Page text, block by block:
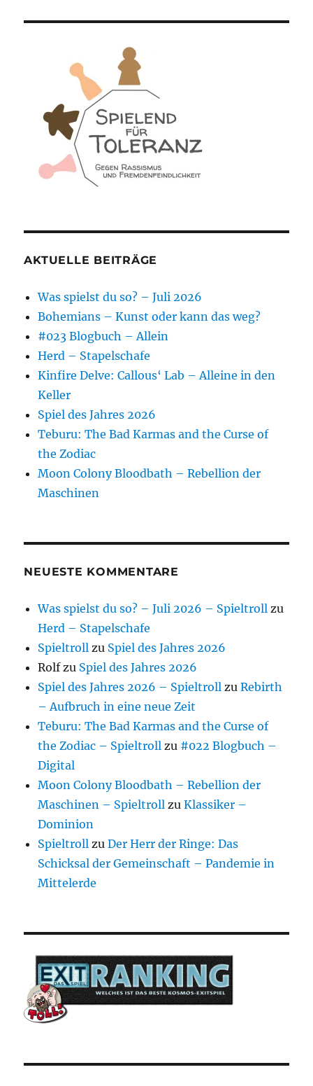
AKTUELLE BEITRÄGE
Was spielst du so? – Juli 2026
Bohemians – Kunst oder kann das weg?
#023 Blogbuch – Allein
Herd – Stapelschafe
Kinfire Delve: Callous‘ Lab – Alleine in den
Keller
Spiel des Jahres 2026
Teburu: The Bad Karmas and the Curse of
the Zodiac
Moon Colony Bloodbath – Rebellion der
Maschinen
NEUESTE KOMMENTARE
Was spielst du so? – Juli 2026 – Spieltroll zu
Herd – Stapelschafe
Spieltroll zu Spiel des Jahres 2026
Rolfzu Spiel des Jahres 2026
Spiel des Jahres 2026 – Spieltroll zuRebirth
– Aufbruch in eine neue Zeit
Teburu: The Bad Karmas and the Curse of
the Zodiac – Spieltroll zu #022 Blogbuch –
Digital
Moon Colony Bloodbath – Rebellion der
Maschinen – Spieltroll zuKlassiker –
Dominion
Spieltroll zuDer Herr der Ringe: Das
Schicksal der Gemeinschaft – Pandemie in
Mittelerde